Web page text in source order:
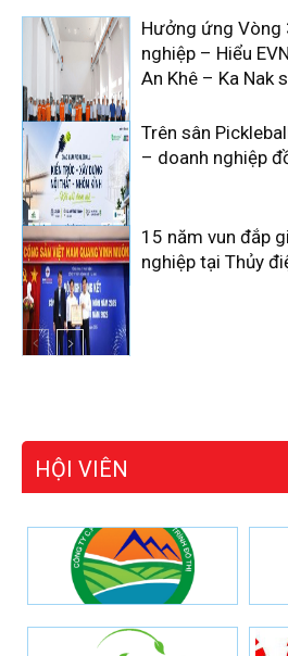
Hưởng ứng Vòng
nghiệp – Hiểu
An Khê – Ka Nak
Trên sân
– doanh nghiệp
15 năm vun đắp
nghiệp tại Thủy
HỘI VIÊN